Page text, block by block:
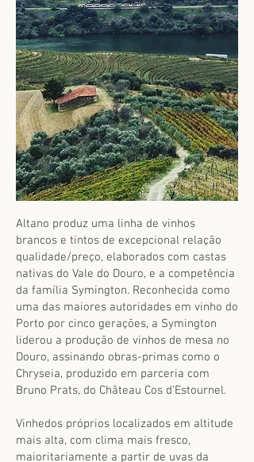
Altano produz uma linha de vinhos
brancos e tintos de excepcional relação
qualidade/preço, elaborados com castas
nativas do Vale do Douro, e a competência
da família Symington. Reconhecida como
uma das maiores autoridades em vinho do
Porto por cinco gerações, a Symington
liderou a produção de vinhos de mesa no
Douro, assinando obras-primas como o
Chryseia, produzido em parceria com
Bruno Prats, do Château Cos d’Estournel.
Vinhedos próprios localizados em altitude
mais alta, com clima mais fresco,
maioritariamente a partir de uvas da